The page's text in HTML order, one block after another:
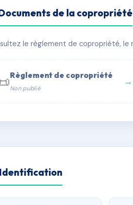
Sereno
r duguesclin 69003 Lyon
📞 Contacter Syndic Digital 💬
de la copropriété
le règlement de copropriété, le
Règlement de copropriété
Non publié
→